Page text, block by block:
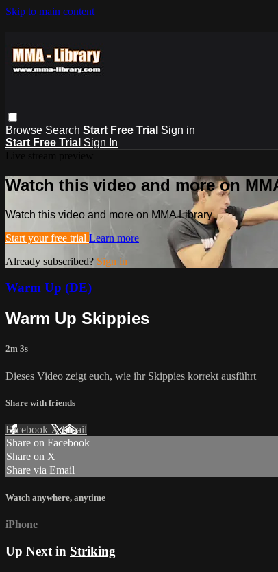
Skip to main content
Browse Search Start Free Trial Sign in
Start Free Trial Sign In
Watch this video and more on
Watch this video and more on MMA Library
Start your free trial Learn more
Already subscribed? Sign in
Warm Up (DE)
Warm Up Skippies
2m 3s
Dieses Video zeigt euch, wie ihr Skippies korrekt ausführt
Share with friends
Facebook XEmail
Share on Facebook
Share on X
Share via Email
Watch anywhere, anytime
iPhone
Up Next in Striking